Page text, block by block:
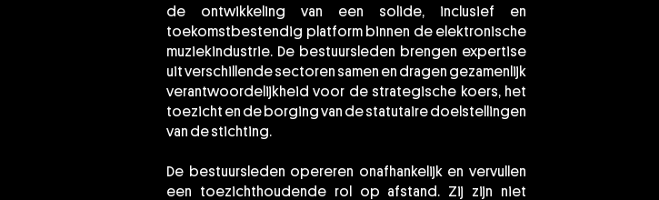
de ontwikkeling van een solide, inclusief en
toekomstbestendig platform binnen de elektronische
muziekindustrie. De bestuursleden brengen expertise
uit verschillende sectoren samen en dragen gezamenlijk
verantwoordelijkheid voor de strategische koers, het
toezicht en de borging van de statutaire doelstellingen
van de stichting.
De bestuursleden opereren onafhankelijk en vervullen
een toezichthoudende rol op afstand. Zij zijn niet